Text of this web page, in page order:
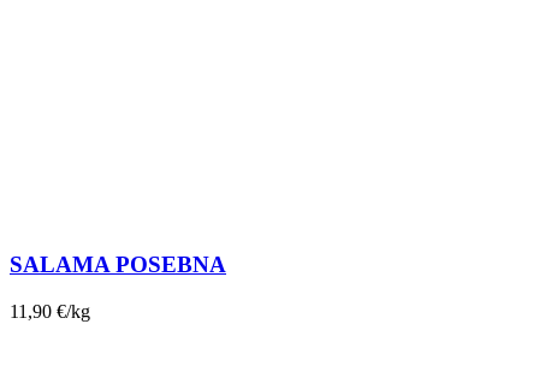
SALAMA POSEBNA
11,90 €/kg